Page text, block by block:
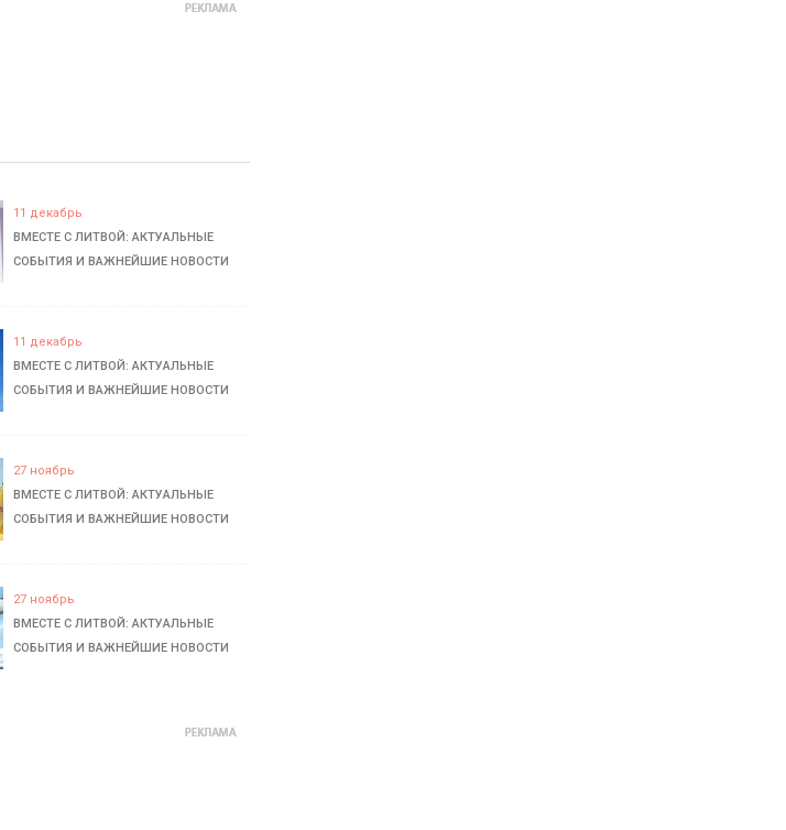
11 декабрь
ВМЕСТЕ С ЛИТВОЙ: АКТУАЛЬНЫЕ
СОБЫТИЯ И ВАЖНЕЙШИЕ НОВОСТИ
11 декабрь
ВМЕСТЕ С ЛИТВОЙ: АКТУАЛЬНЫЕ
СОБЫТИЯ И ВАЖНЕЙШИЕ НОВОСТИ
27 ноябрь
ВМЕСТЕ С ЛИТВОЙ: АКТУАЛЬНЫЕ
СОБЫТИЯ И ВАЖНЕЙШИЕ НОВОСТИ
27 ноябрь
ВМЕСТЕ С ЛИТВОЙ: АКТУАЛЬНЫЕ
СОБЫТИЯ И ВАЖНЕЙШИЕ НОВОСТИ